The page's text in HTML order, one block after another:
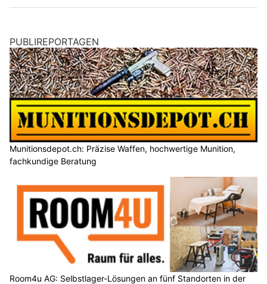
PUBLIREPORTAGEN
Munitionsdepot.ch: Präzise Waffen, hochwertige Munition,
fachkundige Beratung
Room4u AG: Selbstlager-Lösungen an fünf Standorten in der